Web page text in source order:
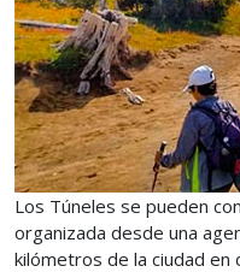
Los Túneles se pueden
organizada desde una
kilómetros de la ciudad en